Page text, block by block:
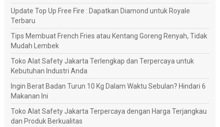
Update Top Up Free Fire : Dapatkan Diamond untuk Royale
Terbaru
Tips Membuat French Fries atau Kentang Goreng Renyah, Tidak
Mudah Lembek
Toko Alat Safety Jakarta Terlengkap dan Terpercaya untuk
Kebutuhan Industri Anda
Ingin Berat Badan Turun 10 Kg Dalam Waktu Sebulan? Hindari 6
Makanan Ini
Toko Alat Safety Jakarta Terpercaya dengan Harga Terjangkau
dan Produk Berkualitas